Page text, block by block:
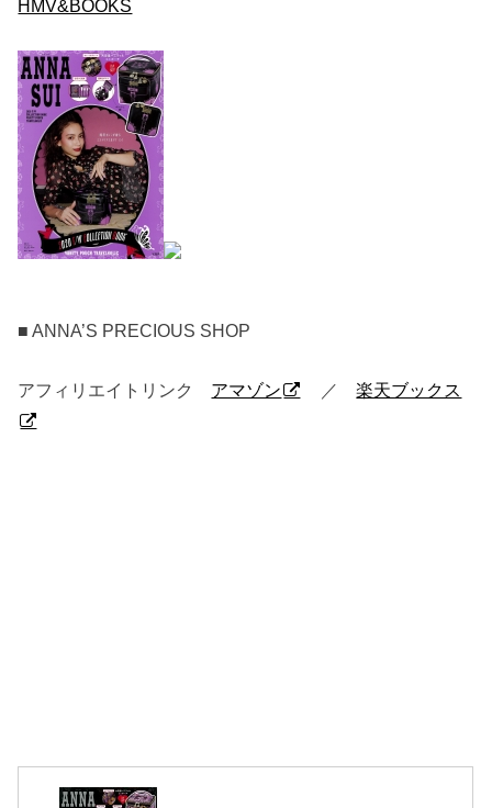
HMV&BOOKS
■ ANNA’S PRECIOUS SHOP
アフィリエイトリンク アマゾン ／楽天ブックス